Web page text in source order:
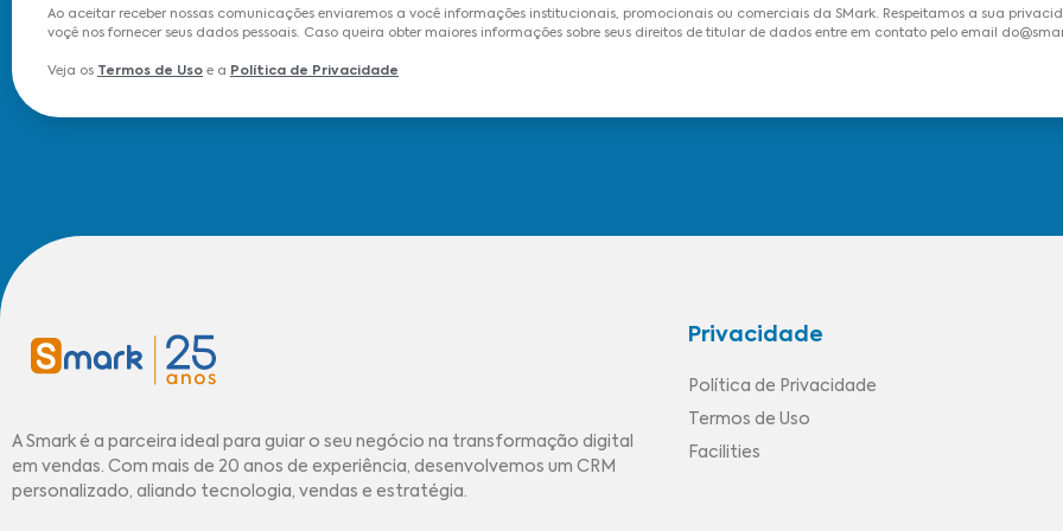
Ao aceitar receber nossas comunicações enviaremos a você informações institucionais, promocionais ou comerciais da SMark. Respeitamos a sua
voçê nos fornecer seus dados pessoais. Caso queira obter maiores informações sobre seus direitos de titular de dados entre em contato pelo email
Veja os Termos de Uso e a Política de Privacidade
A Smark é a parceira ideal para guiar o seu negócio na transformação digital
em vendas. Com mais de 20 anos de experiência, desenvolvemos um CRM
personalizado, aliando tecnologia, vendas e estratégia.
Privacidade
Política de Privacidade
Termos de Uso
Facilities